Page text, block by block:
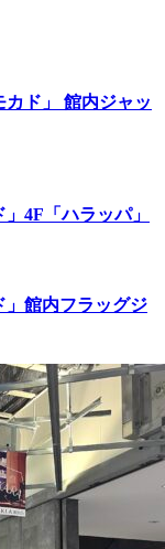
カド」 館内ジャッ
4F「ハラッパ」
」館内フラッグジ